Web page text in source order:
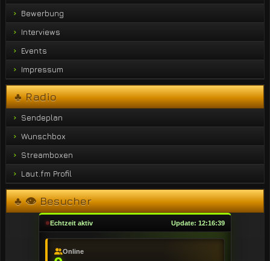
Bewerbung
Interviews
Events
Impressum
♣ Radio
Sendeplan
Wunschbox
Streamboxen
Laut.fm Profil
♣ 👁 Besucher